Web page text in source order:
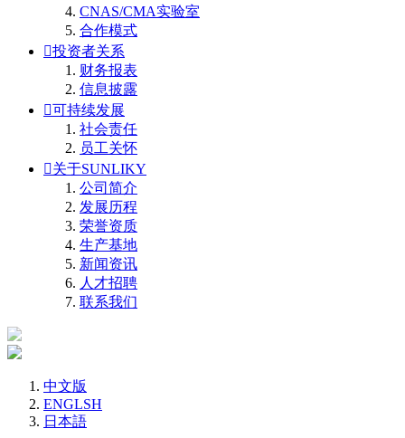
CNAS/CMA实验室
合作模式
投资者关系
财务报表
信息披露
可持续发展
社会责任
员工关怀
关于SUNLIKY
公司简介
发展历程
荣誉资质
生产基地
新闻资讯
人才招聘
联系我们
中文版
ENGLSH
日本語